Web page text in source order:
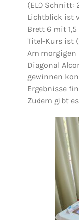
(ELO Schnitt:
Lichtblick ist
Brett 6 mit
Titel-Kurs ist
Am morgigen
Diagonal
gewinnen
Ergebnisse
Zudem gibt